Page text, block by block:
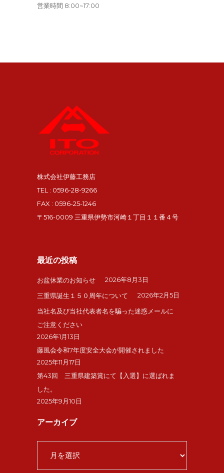
営業時間 8:00~17:00
株式会社伊藤工務店
TEL : 0596-28-9266
FAX : 0596-25-1246
〒516-0009 三重県伊勢市河崎１丁目１１番４号
最近の投稿
お盆休業のお知らせ
2026年8月3日
三重県誕生１５０周年について
2026年2月5日
当社名及び当社代表者名を騙った迷惑メールに
ご注意ください
2026年1月13日
藤風会令和7年度安全大会が開催されました
2025年11月17日
第43回 三重県建築賞にて【入選】に選ばれま
した。
2025年9月10日
アーカイブ
ア
カ